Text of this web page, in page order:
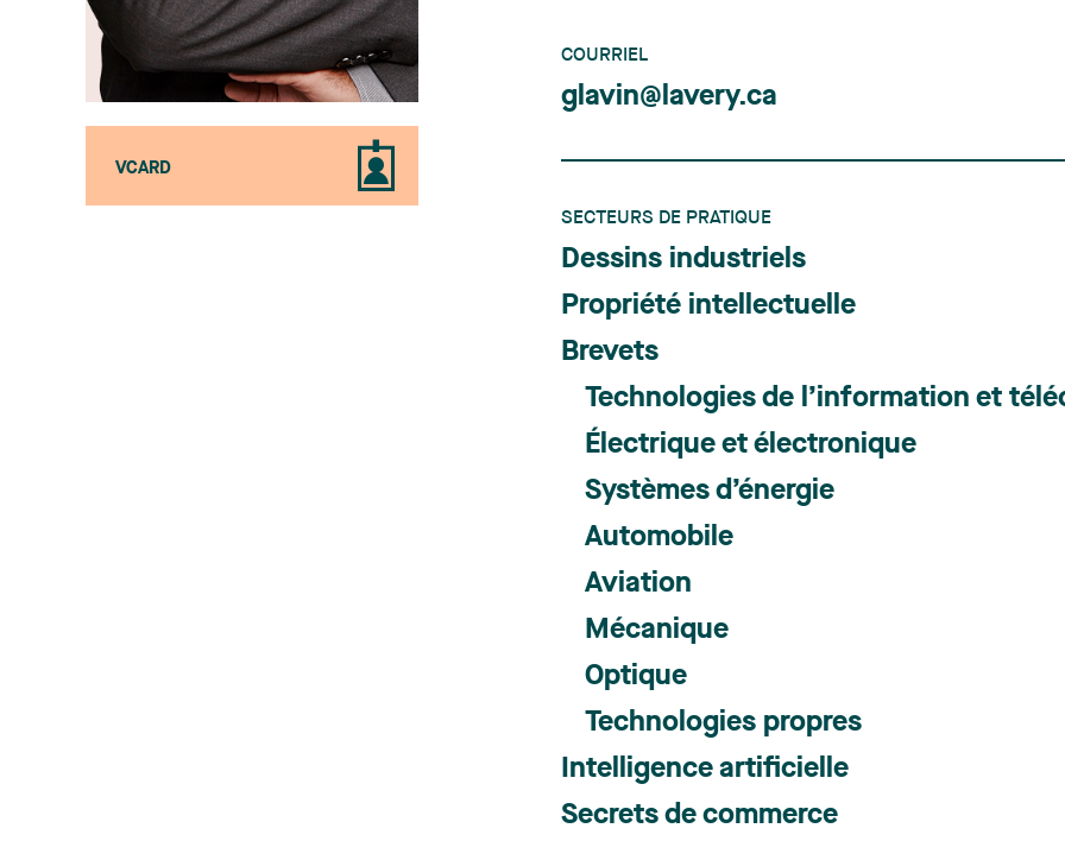
VCARD
COURRIEL
glavin@lavery.ca
SECTEURS DE PRATIQUE
Dessins industriels
Propriété intellectuelle
Brevets
Technologies de l’information et
Électrique et électronique
Systèmes d’énergie
Automobile
Aviation
Mécanique
Optique
Technologies propres
Intelligence artificielle
Secrets de commerce